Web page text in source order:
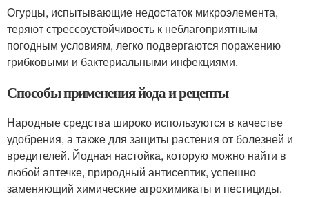
Огурцы, испытывающие недостаток микроэлемента,
теряют стрессоустойчивость к неблагоприятным
погодным условиям, легко подвергаются поражению
грибковыми и бактериальными инфекциями.
Способы применения йода и рецепты
Народные средства широко используются в качестве
удобрения, а также для защиты растения от болезней и
вредителей. Йодная настойка, которую можно найти в
любой аптечке, природный антисептик, успешно
заменяющий химические агрохимикаты и пестициды.